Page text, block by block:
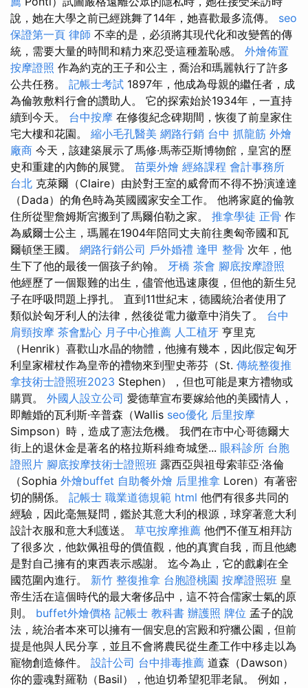
說，她在大學之前已經跳舞了14年，她喜歡最多流傳。 seo
保證第一頁 律師 不幸的是，必須將其現代化和改變舊的傳
統，需要大量的時間和精力來忍受這種羞恥感。 外燴佈置
按摩證照 作為約克的王子和公主，喬治和瑪麗執行了許多
公共任務。 記帳士考試 1897年，他成為母親的繼任者，成
為倫敦敷料行會的讚助人。 它的探索始於1934年，一直持
續到今天。 台中按摩 在修復紀念碑期間，恢復了前皇家住
宅大樓和花園。 縮小毛孔醫美 網路行銷 台中 抓龍筋 外燴
廠商 今天，該建築展示了馬修·馬蒂亞斯博物館，皇宮的歷
史和重建的內飾的展覽。 苗栗外燴 經絡課程 會計事務所
台北 克萊爾（Claire）由於對王室的威脅而不得不扮演達達
（Dada）的角色時為英國國家安全工作。 他將家庭的倫敦
住所從聖詹姆斯宮搬到了馬爾伯勒之家。 推拿學徒 正骨 作
為威爾士公主，瑪麗在1904年陪同丈夫前往奧匈帝國和瓦
爾頓堡王國。 網路行銷公司 戶外婚禮 逢甲 整骨 次年，他
生下了他的最後一個孩子約翰。 牙橋 茶會 腳底按摩證照
他經歷了一個艱難的出生，儘管他迅速康復，但他的新生兒
子在呼吸問題上掙扎。 直到11世紀末，德國統治者使用了
類似於匈牙利人的法律，然後從電力徽章中消失了。 台中
肩頸按摩 茶會點心 月子中心推薦 人工植牙 亨里克
（Henrik）喜歡山水晶的物體，他擁有幾本，因此假定匈牙
利皇家權杖作為​​皇帝的禮物來到聖史蒂芬（St. 傳統整復推
拿技術士證照班2023 Stephen），但也可能是東方禮物或
購買。 外國人設立公司 愛德華宣布要嫁給他的美國情人，
即離婚的瓦利斯·辛普森（Wallis seo優化 后里按摩
Simpson）時，造成了憲法危機。 我們在市中心哥德爾大
街上的退休金是著名的格拉斯科維奇城堡... 眼科診所 台胞
證照片 腳底按摩技術士證照班 露西亞與祖母索菲亞·洛倫
（Sophia 外燴buffet 自助餐外燴 后里推拿 Loren）有著密
切的關係。 記帳士 職業道德規範 html 他們有很多共同的
經驗，因此毫無疑問，鑑於其意大利的根源，球穿著意大利
設計衣服和意大利護送。 草屯按摩推薦 他們不僅互相拜訪
了很多次，他欽佩祖母的價值觀，他的真實自我，而且他總
是對自己擁有的東西表示感謝。 迄今為止，它的戲劇在全
國范圍內進行。 新竹 整復推拿 台胞證桃園 按摩證照班 皇
帝生活在這個時代的最大奢侈品中，這不符合儒家士氣的原
則。 buffet外燴價格 記帳士 教科書 辦護照 牌位 孟子的說
法，統治者本來可以擁有一個安息的宮殿和狩獵公園，但前
提是他與人民分享，並且不會將農民從生產工作中移走以為
寵物創造條件。 設計公司 台中排毒推薦 道森（Dawson）
你的靈魂對羅勒（Basil），他迫切希望犯罪老鼠。 例如，